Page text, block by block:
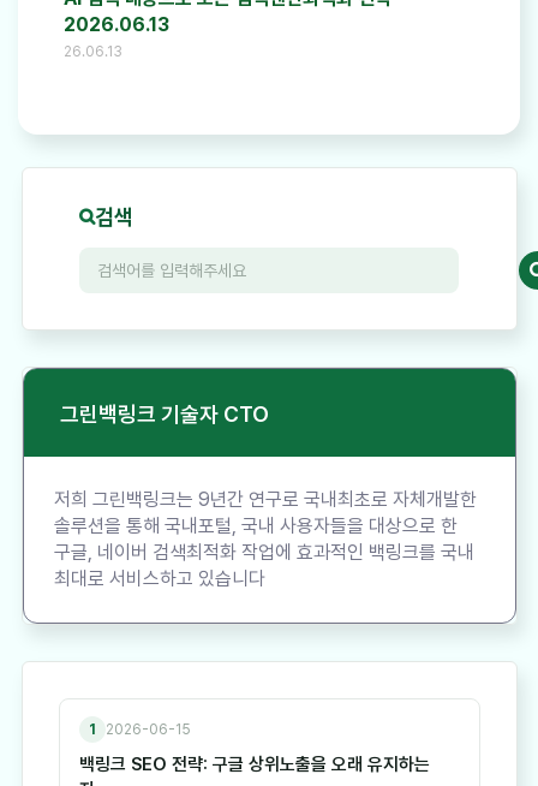
2026.06.13
26.06.13
검색
그린백링크 기술자 CTO
저희 그린백링크는 9년간 연구로 국내최초로 자체개발한
솔루션을 통해 국내포털, 국내 사용자들을 대상으로 한
구글, 네이버 검색최적화 작업에 효과적인 백링크를 국내
최대로 서비스하고 있습니다
1 2026-06-15
백링크 SEO 전략: 구글 상위노출을 오래 유지하는